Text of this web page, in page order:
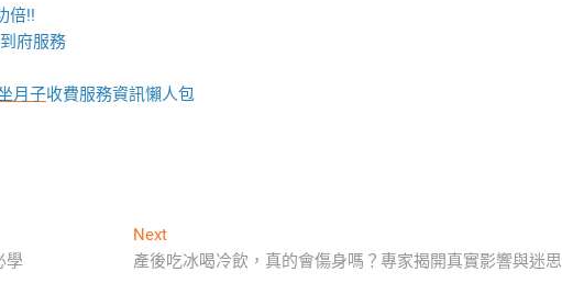
倍!!
府服務
月子收費服務資訊懶人包
學
NextNext
post:
產後吃冰喝冷飲，真的會傷身嗎？專家揭開真實影響與迷思